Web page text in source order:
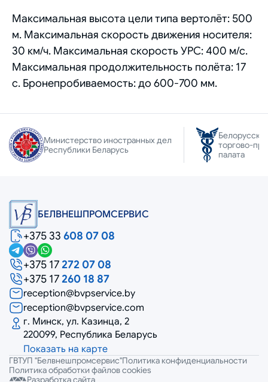
Максимальная высота цели типа вертолёт: 500
м. Максимальная скорость движения носителя:
30 км/ч. Максимальная скорость УРС: 400 м/с.
Максимальная продолжительность полёта: 17
с. Бронепробиваемость: до 600-700 мм.
Министерство иностранных дел
Республики Беларусь
Белорусская
торгово-
палата
БЕЛВНЕШПРОМСЕРВИС
+375 33 608 07 08
+375 17 272 07 08
+375 17 260 18 87
reception@bvpservice.by
reception@bvpservice.com
г. Минск, ул. Казинца, 2
220099, Республика Беларусь
Показать на карте
ГВТУП "Белвнешпромсервис"Политика конфиденциальности
Политика обработки файлов cookies
Разработка сайта